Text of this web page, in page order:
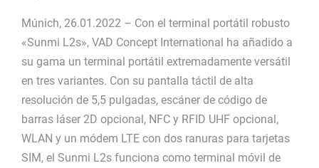
Múnich, 26.01.2022 – Con el terminal portátil robusto
«Sunmi L2s», VAD Concept International ha añadido a
su gama un terminal portátil extremadamente versátil
en tres variantes. Con su pantalla táctil de alta
resolución de 5,5 pulgadas, escáner de código de
barras láser 2D opcional, NFC y RFID UHF opcional,
WLAN y un módem LTE con dos ranuras para tarjetas
SIM, el Sunmi L2s funciona como terminal móvil de